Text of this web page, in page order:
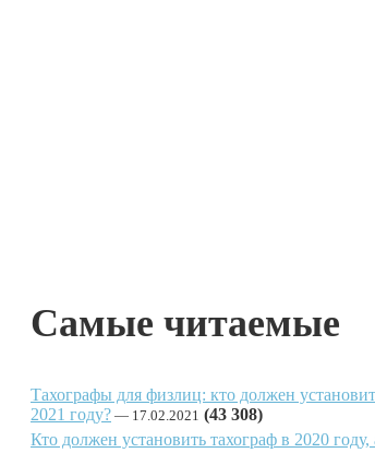
Самые читаемые
Тахографы для физлиц: кто должен
2021 году?
17.02.2021 (43 308)
Кто должен установить тахограф в 2020 году,